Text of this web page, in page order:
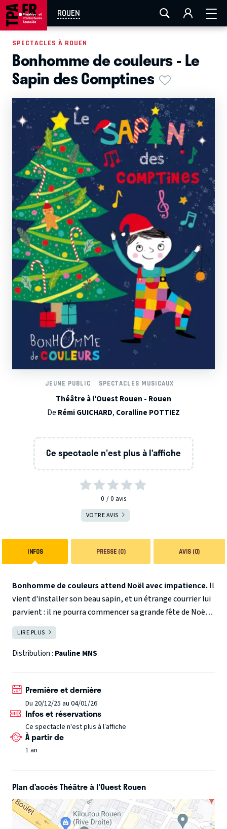
ROUEN
AIX-MARSEILLE LA ROCHELLE
EN TOURNÉE
SPECTACLES À ROUEN
Bonhomme de couleurs - Le
Sapin des Comptines
JEUNE PUBLIC SPECTACLES MUSICAUX
Théâtre à l'Ouest Rouen - Rouen
De Rémi GUICHARD, Coralline POTTIEZ
Ce spectacle n'est plus à l’affiche
0 0 avis
VOTRE AVIS
INFOS PRESSE (0) AVIS (0)
Bonhomme de couleurs attend Noël avec impatience.Il
vient d'installer son beau sapin, et un étrange courrier lui
parvient : il ne pourra commencer sa grande fête de Noël
qu'une fois son sapin complètement illuminé.
plusieurs devinettes et défis en chansons posés par le
lutin du père Noël, Bonhomme de couleurs décore son
Noël en comptines ! De 1 à 6 ans
LIRE PLUS
Distribution : Pauline MNS
Première et dernière
Du 20/12/25 au 04/01/26
Infos et réservations
Ce spectacle n'est plus à l’affiche
À partir de
1 an
Plan d’accès Théâtre à l'Ouest Rouen